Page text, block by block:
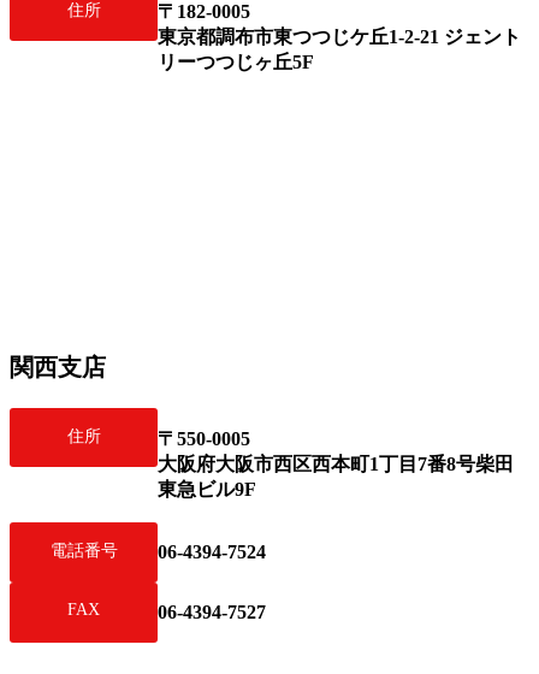
住所
〒182-0005
東京都調布市東つつじケ丘1-2-21 ジェント
リーつつじヶ丘5F
関西支店
住所
〒550-0005
⼤阪府⼤阪市⻄区⻄本町1丁⽬7番8号柴⽥
東急ビル9F
電話番号 06-4394-7524
FAX 06-4394-7527